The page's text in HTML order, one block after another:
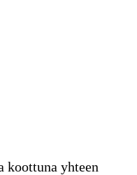
koottuna yhteen